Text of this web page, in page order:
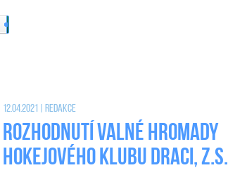
12.04.2021 | Redakce
Rozhodnutí valné hromady
Hokejového klubu DRACI, z.s.